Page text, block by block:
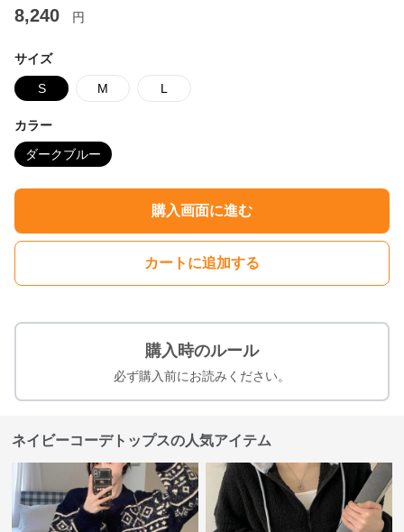
8,240 円
サイズ
S M L
カラー
ダークブルー
購入画面に進む
カートに追加する
購入時のルール
必ず購入前にお読みください。
ネイビーコーデトップスの人気アイテム